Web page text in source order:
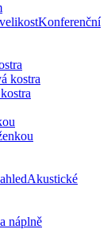
Konferenční
kostra
Akustické
náplně